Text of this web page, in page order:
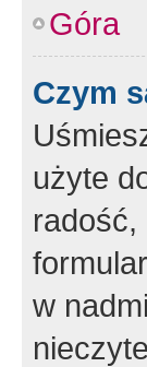
Góra
Czym
użyte
radość,
w